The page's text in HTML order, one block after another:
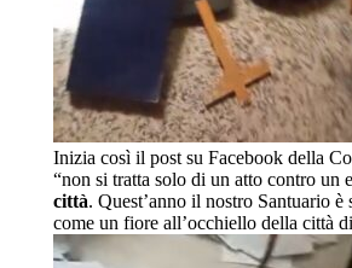
Inizia così il post su Facebook della
“non si tratta solo di un atto contro un
città. Quest’anno il nostro Santuario
come un fiore all’occhiello della città